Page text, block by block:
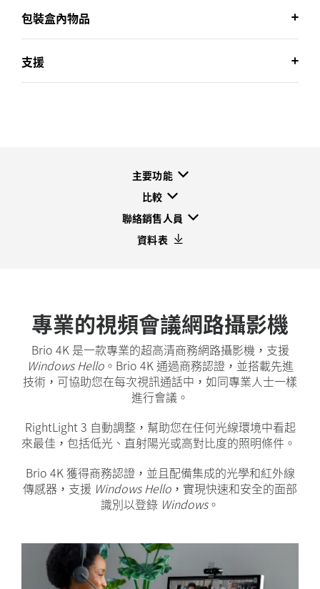
包裝盒內物品
支援
主要功能
比較
聯絡銷售人員
資料表
專業的視頻會議網路攝影機
Brio 4K 是一款專業的超高清商務網路攝影機，支援
Windows Hello。Brio 4K 通過商務認證，並搭載先進
技術，可協助您在每次視訊通話中，如同專業人士一樣
進行會議。
RightLight 3 自動調整，幫助您在任何光線環境中看起
來最佳，包括低光、直射陽光或高對比度的照明條件。
Brio 4K 獲得商務認證，並且配備集成的光學和紅外線
傳感器，支援 Windows Hello ，實現快速和安全的面部
識別以登錄 Windows。